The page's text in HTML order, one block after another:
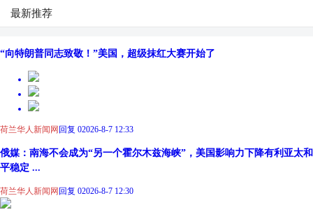
最新推荐
“向特朗普同志致敬！”美国，超级抹红大赛开始了
荷兰华人新闻网回复 02026-8-7 12:33
俄媒：南海不会成为“另一个霍尔木兹海峡”，美国影响力下降有利亚太和
平稳定 ...
荷兰华人新闻网回复 02026-8-7 12:30